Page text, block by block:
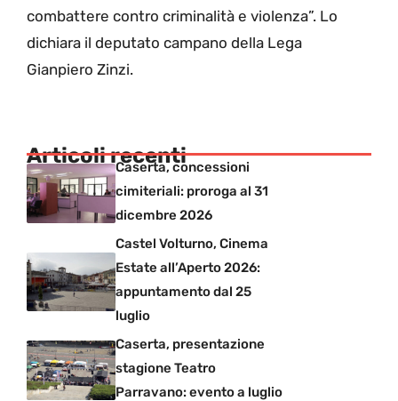
combattere contro criminalità e violenza”. Lo
dichiara il deputato campano della Lega
Gianpiero Zinzi.
Articoli recenti
Caserta, concessioni
cimiteriali: proroga al 31
dicembre 2026
Castel Volturno, Cinema
Estate all’Aperto 2026:
appuntamento dal 25
luglio
Caserta, presentazione
stagione Teatro
Parravano: evento a luglio